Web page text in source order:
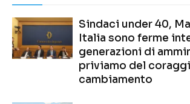
Sindaci under 40,
Italia sono ferme
generazioni di
priviamo del
cambiamento